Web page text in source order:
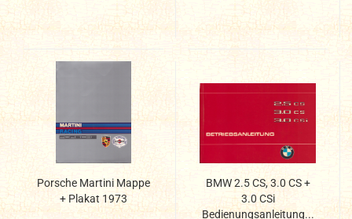
Porsche Martini Mappe
+ Plakat 1973
BMW 2.5 CS, 3.0 CS +
3.0 CSi
Bedienungsanleitung...